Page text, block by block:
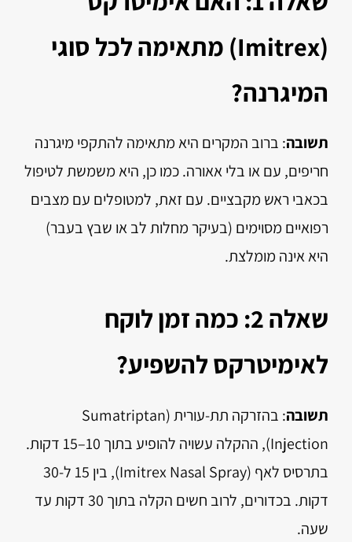
(Imitrex) מתאימה לכל סוגי
המיגרנה?
תשובה: ברוב המקרים היא מתאימה להתקפי מיגרנה
חריפים, עם או בלי אאורה. כמו כן, היא משמשת לטיפול
בכאבי ראש מקבציים. עם זאת, למטופלים עם מצבים
רפואיים מסוימים (בעיקר מחלות לב או שבץ בעבר)
היא אינה מומלצת.
שאלה 2: כמה זמן לוקח
לאימיטרקס להשפיע?
תשובה
: בהזרקה תת-עורית (Sumatriptan
Injection), ההקלה עשויה להופיע בתוך 10–15 דקות.
בתרסיס לאף (Imitrex Nasal Spray), בין 15 ל-30
דקות. בכדורים, לרוב חשים הקלה בתוך 30 דקות עד
שעה.